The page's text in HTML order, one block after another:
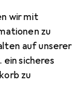
wir mit
zu
auf unserer
ein sicheres
zu